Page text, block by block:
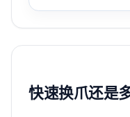
快速换爪还是